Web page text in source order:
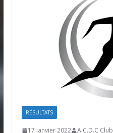
RÉSULTATS
17 janvier 2022 A.C.D.C Club